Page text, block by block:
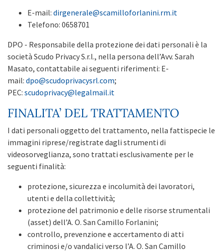
E-mail: dirgenerale@scamilloforlanini.rm.it
Telefono: 0658701
DPO - Responsabile della protezione dei dati personali è la
società Scudo Privacy S.r.l., nella persona dell’Avv. Sarah
Masato, contattabile ai seguenti riferimenti: E-
mail: dpo@scudoprivacysrl.com;
PEC: scudoprivacy@legalmail.it
FINALITA’ DEL TRATTAMENTO
I dati personali oggetto del trattamento, nella fattispecie le
immagini riprese/registrate dagli strumenti di
videosorveglianza, sono trattati esclusivamente per le
seguenti finalità:
protezione, sicurezza e incolumità dei lavoratori,
utenti e della collettività;
protezione del patrimonio e delle risorse strumentali
(asset) dell’A. O. San Camillo Forlanini;
controllo, prevenzione e accertamento di atti
criminosi e/o vandalici verso l’A. O. San Camillo